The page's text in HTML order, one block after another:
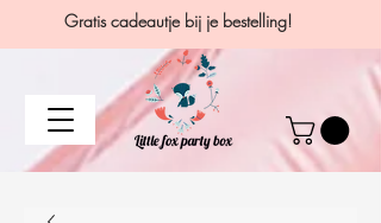
Gratis cadeautje bij je bestelling!